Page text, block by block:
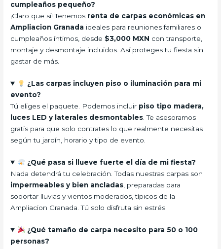
cumpleaños pequeño?
¡Claro que sí! Tenemos renta de carpas económicas en
Ampliacion Granada ideales para reuniones familiares o
cumpleaños íntimos, desde $3,000 MXN con transporte,
montaje y desmontaje incluidos. Así proteges tu fiesta sin
gastar de más.
¿Las carpas incluyen piso o iluminación para mi
evento?
Tú eliges el paquete. Podemos incluir piso tipo madera,
luces LED y laterales desmontables . Te asesoramos
gratis para que solo contrates lo que realmente necesitas
según tu jardín, horario y tipo de evento.
¿Qué pasa si llueve fuerte el día de mi fiesta?
Nada detendrá tu celebración. Todas nuestras carpas son
impermeables y bien ancladas , preparadas para
soportar lluvias y vientos moderados, típicos de la
Ampliacion Granada. Tú solo disfruta sin estrés.
¿Qué tamaño de carpa necesito para 50 o 100
personas?